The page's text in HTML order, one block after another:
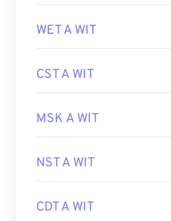
WET A WIT
CST A WIT
MSK A WIT
NST A WIT
CDT A WIT